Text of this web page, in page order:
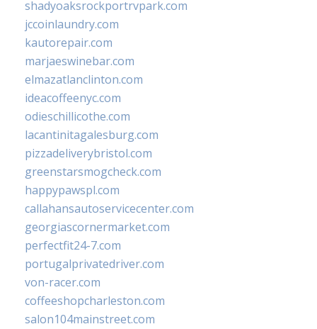
shadyoaksrockportrvpark.com
jccoinlaundry.com
kautorepair.com
marjaeswinebar.com
elmazatlanclinton.com
ideacoffeenyc.com
odieschillicothe.com
lacantinitagalesburg.com
pizzadeliverybristol.com
greenstarsmogcheck.com
happypawspl.com
callahansautoservicecenter.com
georgiascornermarket.com
perfectfit24-7.com
portugalprivatedriver.com
von-racer.com
coffeeshopcharleston.com
salon104mainstreet.com